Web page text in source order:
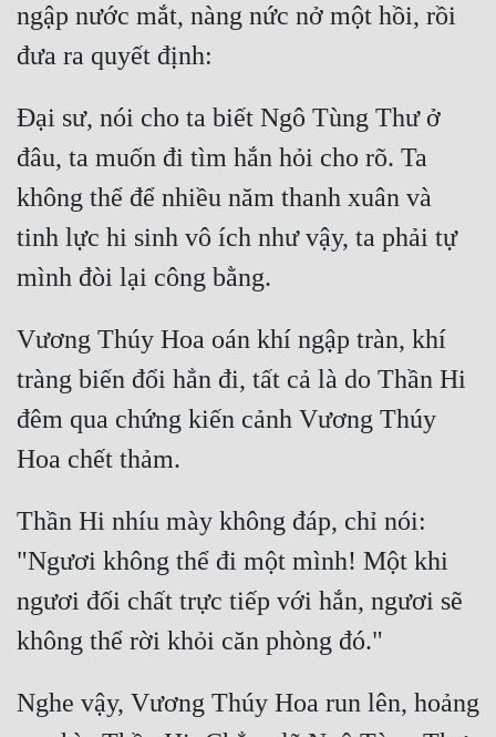
ngập nước mắt, nàng nức nở một hồi, rồi
Đại sư, nói cho ta biết Ngô Tùng Thư ở
đâu, ta muốn đi tìm hắn hỏi cho rõ. Ta
không thể để nhiều năm thanh xuân và
tinh lực hi sinh vô ích như vậy, ta phải tự
Vương Thúy Hoa oán khí ngập tràn, khí
tràng biến đổi hẳn đi, tất cả là do Thần Hi
đêm qua chứng kiến cảnh Vương Thúy
Thần Hi nhíu mày không đáp, chỉ nói:
"Ngươi không thể đi một mình! Một khi
ngươi đối chất trực tiếp với hắn, ngươi sẽ
Nghe vậy, Vương Thúy Hoa run lên, hoảng